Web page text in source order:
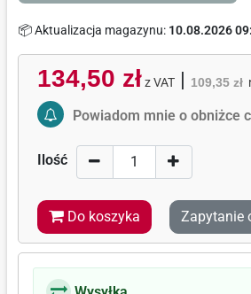
📦 Aktualizacja magazynu: 10.08.2026
134,50 zł z VAT| 109,35 zł
Activate Price Alert
Powiadom mnie o obniżce
Ilość
Do koszyka Zapytanie